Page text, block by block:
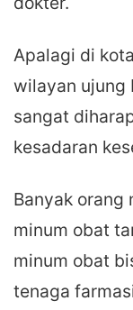
Apalagi di
wilayan ujung
sangat
kesadaran
Banyak orang
minum obat
minum obat
tenaga